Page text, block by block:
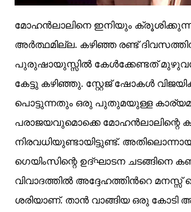
മോഹൻലാലിനെ ഇനിയും
അർത്ഥമില്ല. കഴിഞ്ഞ രണ്ട്
പുരുഷായുസ്സിൽ കേൾക്കേണ്ടത്
കേട്ടു കഴിഞ്ഞു. സ്റ്റേജ് ഷോകൾ
പൊട്ടുന്നതും ഒരു പുതുമയുള്ള
പരാജയവുമൊക്കെ മോഹൻലാലിന്റെ
നിരവധിയുണ്ടായിട്ടുണ്ട്.
ഗെയിംസിന്റെ ഉദ്ഘാടന ചടങ്ങിനെ
വിവാദത്തിൽ അദ്ദേഹത്തിൻറെ
ശരിയാണ്. താൻ വാങ്ങിയ ഒരു കോടി